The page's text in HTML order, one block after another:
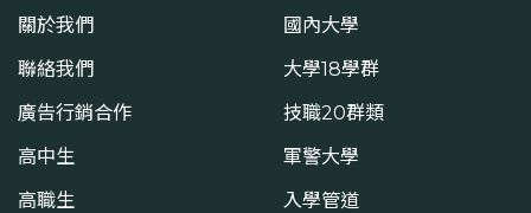
關於我們
聯絡我們
廣告行銷合作
高中生
高職生
國內大學
大學18學群
技職20群類
軍警大學
入學管道